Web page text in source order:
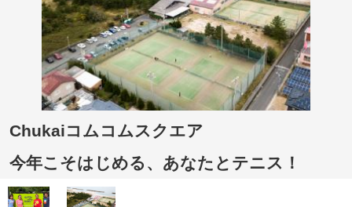
Chukaiコムコムスクエア
今年こそはじめる、あなたとテニス！